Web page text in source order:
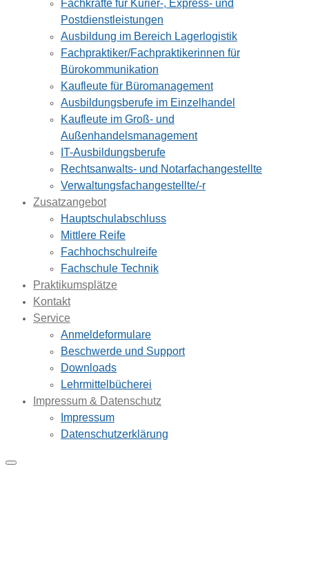
Fachkräfte für Kurier-, Express- und
Postdienstleistungen
Ausbildung im Bereich Lagerlogistik
Fachpraktiker/Fachpraktikerinnen für
Bürokommunikation
Kaufleute für Büromanagement
Ausbildungsberufe im Einzelhandel
Kaufleute im Groß- und
Außenhandelsmanagement
IT-Ausbildungsberufe
Rechtsanwalts- und Notarfachangestellte
Verwaltungsfachangestellte/-r
Zusatzangebot
Hauptschulabschluss
Mittlere Reife
Fachhochschulreife
Fachschule Technik
Praktikumsplätze
Kontakt
Service
Anmeldeformulare
Beschwerde und Support
Downloads
Lehrmittelbücherei
Impressum & Datenschutz
Impressum
Datenschutzerklärung